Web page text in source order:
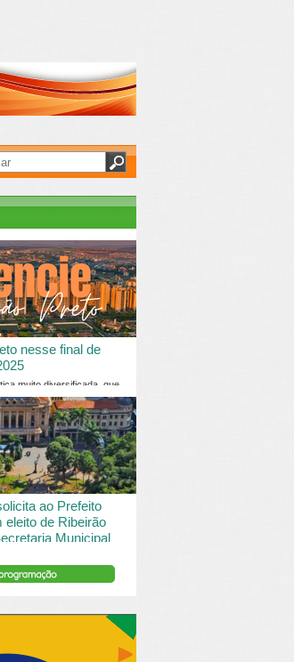
INSERIR DESCRIÇÃO DO POST/PAGINAS
nesse final de
muito diversificada, que
à contemplação de
ao Prefeito
eleito de Ribeirão
Municipal
& Visitors Bureau